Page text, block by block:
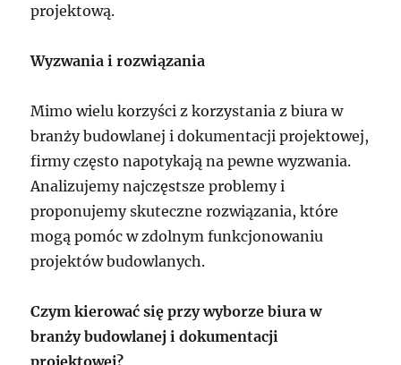
projektową.
Wyzwania i rozwiązania
Mimo wielu korzyści z korzystania z biura w
branży budowlanej i dokumentacji projektowej,
firmy często napotykają na pewne wyzwania.
Analizujemy najczęstsze problemy i
proponujemy skuteczne rozwiązania, które
mogą pomóc w zdolnym funkcjonowaniu
projektów budowlanych.
Czym kierować się przy wyborze biura w
branży budowlanej i dokumentacji
projektowej?